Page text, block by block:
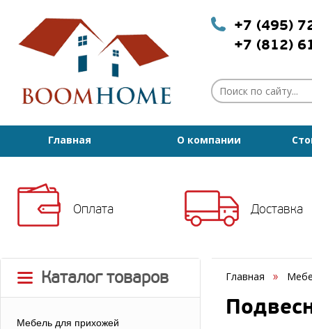
+7 (495)
+7 (812)
Главная О компании
Оплата Доставка
Каталог товаров
Мебель для прихожей
Главная